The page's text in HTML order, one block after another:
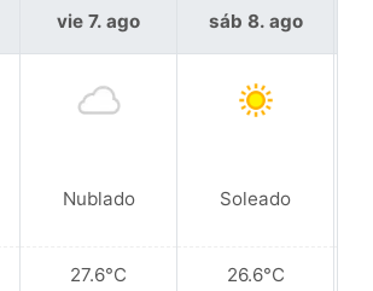
vie 7. ago
Nublado
27.6°C
sáb 8. ago
Soleado
26.6°C